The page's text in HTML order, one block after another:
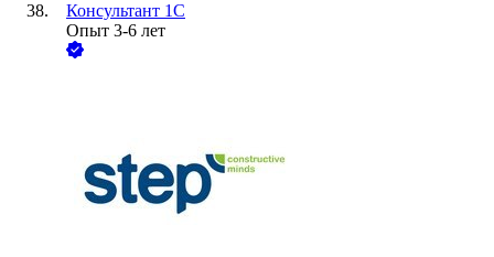
Консультант 1С
Опыт 3-6 лет